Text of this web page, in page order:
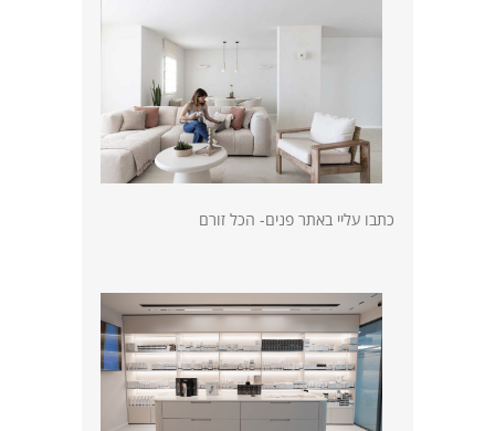
כתבו עליי באתר פנים- הכל זורם